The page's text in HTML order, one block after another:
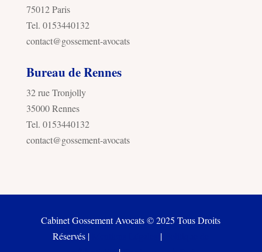
75012 Paris
Tel. 0153440132
contact@gossement-avocats
Bureau de Rennes
32 rue Tronjolly
35000 Rennes
Tel. 0153440132
contact@gossement-avocats
Cabinet Gossement Avocats © 2025 Tous Droits
Réservés |
|